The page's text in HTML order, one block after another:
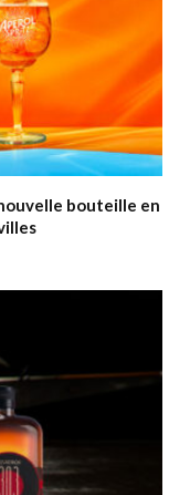
bouteille en